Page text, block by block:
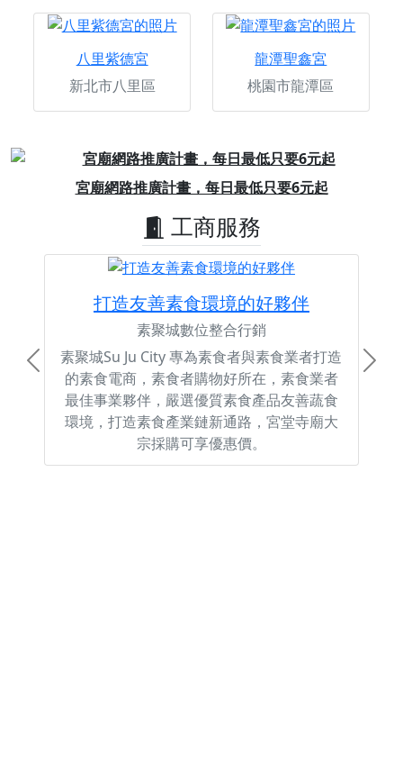
八里紫德宮
新北市八里區
龍潭聖鑫宮
桃園市龍潭區
宮廟網路推廣計畫，每日最低只要6元起
Previous
工商服務
打造友善素食環境的好夥伴
素聚城數位整合行銷
素聚城Su Ju City 專為素食者與素食業者打造
的素食電商，素食者購物好所在，素食業者
最佳事業夥伴，嚴選優質素食產品友善蔬食
環境，打造素食產業鏈新通路，宮堂寺廟大
宗採購可享優惠價。
Previous Next